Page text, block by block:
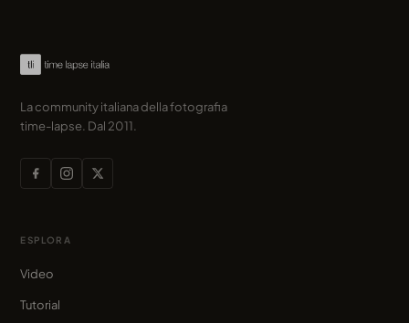
La community italiana della fotografia
time-lapse. Dal 2011.
ESPLORA
Video
Tutorial